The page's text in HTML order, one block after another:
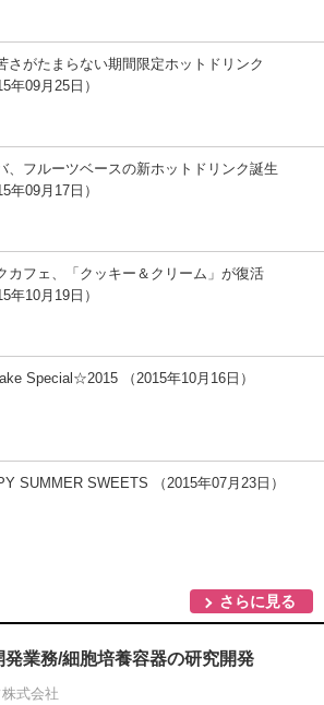
さがたまらない期間限定ホットドリンク
年09月25日）
、フルーツベースの新ホットドリンク誕生
年09月17日）
カフェ、「クッキー＆クリーム」が復活
年10月19日）
Special☆2015 （2015年10月16日）
SUMMER SWEETS （2015年07月23日）
さらに見る
発業務/細胞培養容器の研究開発
式会社